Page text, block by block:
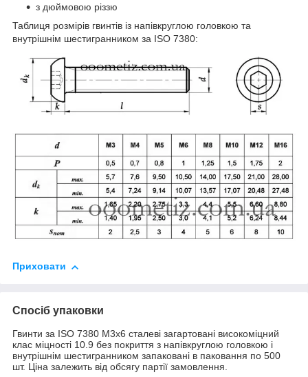
з дюймовою різзю
Таблиця розмірів гвинтів із напівкруглою головкою та
внутрішнім шестигранником за ISO 7380:
Приховати
Спосіб упаковки
Гвинти за ISO 7380 М3х6 сталеві загартовані високоміцний
клас міцності 10.9 без покриття з напівкруглою головкою і
внутрішнім шестигранником запаковані в паковання по 500
шт. Ціна залежить від обсягу партії замовлення.